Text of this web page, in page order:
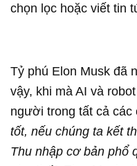
chọn lọc hoặc viết tin
Tỷ phú Elon Musk đã
vậy, khi mà AI và
người trong tất cả các
tốt, nếu chúng ta kết
Thu nhập cơ bản phổ